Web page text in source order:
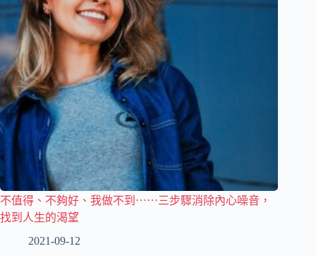
不值得、不夠好、我做不到⋯⋯三步驟消除內心噪音，
找到人生的渴望
2021-09-12